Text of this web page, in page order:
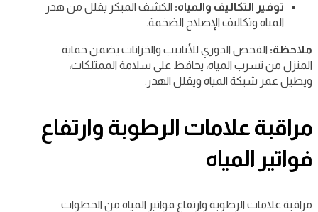
توفير التكاليف والمياه: الكشف المبكر يقلل من هدر
المياه وتكاليف الإصلاح الضخمة.
ملاحظة: الفحص الدوري للأنابيب والخزانات يضمن حماية
المنزل من تسرب المياه، يحافظ على سلامة الممتلكات،
ويطيل عمر شبكة المياه ويقلل الهدر.
مراقبة علامات الرطوبة وارتفاع
فواتير المياه
مراقبة علامات الرطوبة وارتفاع فواتير المياه من الخطوات